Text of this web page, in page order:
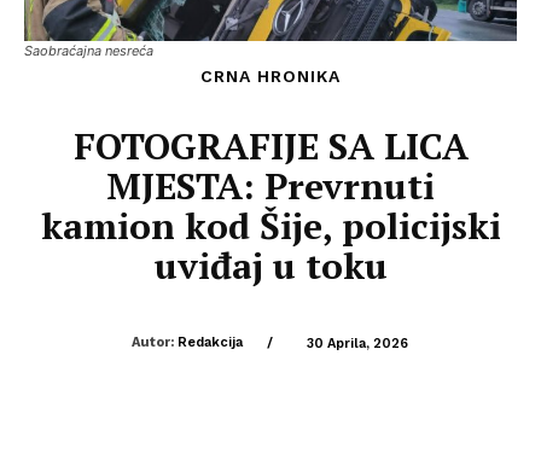
Saobraćajna nesreća
CRNA HRONIKA
FOTOGRAFIJE SA LICA
MJESTA: Prevrnuti
kamion kod Šije, policijski
uviđaj u toku
Autor: Redakcija / 30 Aprila, 2026